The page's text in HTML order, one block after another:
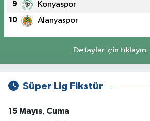
9 Konyaspor
10 Alanyaspor
Detaylar için tıklayın
Süper Lig Fikstür
15 Mayıs, Cuma